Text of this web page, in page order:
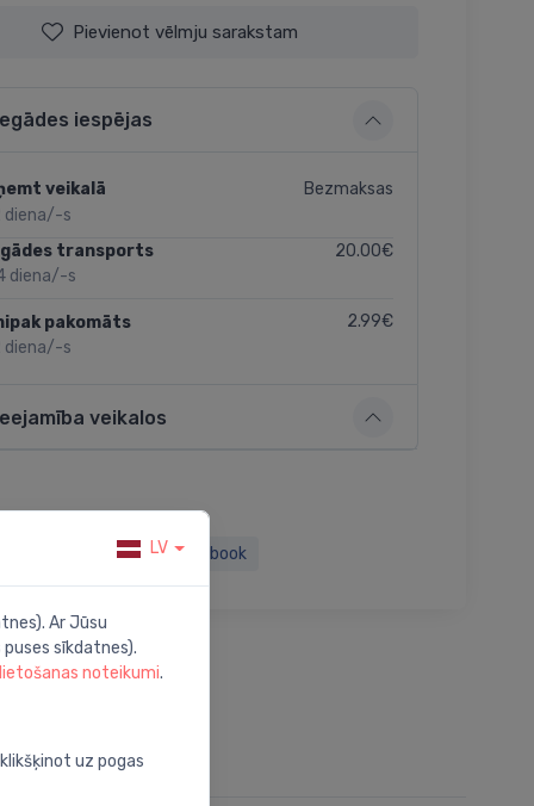
Pievienot vēlmju sarakstam
iespējas
veikalā
diena/-s
Bezmaksas
transports
diena/-s
20.00€
pakomāts
diena/-s
2.99€
veikalos
Facebook
LV
Ar Jūsu
sīkdatnes).
noteikumi.
uz pogas